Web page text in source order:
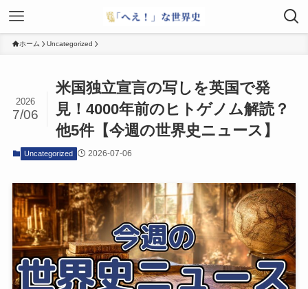
ホーム Uncategorized
米国独立宣言の写しを英国で発
見！4000年前のヒトゲノム解読？
他5件【今週の世界史ニュース】
2026
7/06
Uncategorized 2026-07-06